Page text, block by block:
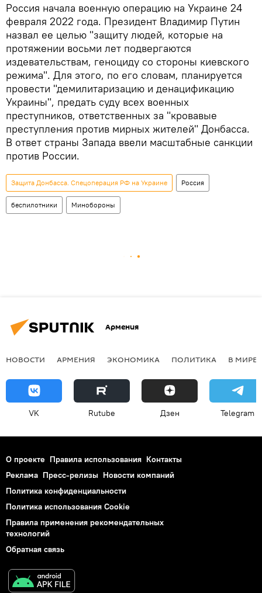
Россия начала военную операцию на Украине 24
февраля 2022 года. Президент Владимир Путин
назвал ее целью "защиту людей, которые на
протяжении восьми лет подвергаются
издевательствам, геноциду со стороны киевского
режима". Для этого, по его словам, планируется
провести "демилитаризацию и денацификацию
Украины", предать суду всех военных
преступников, ответственных за "кровавые
преступления против мирных жителей" Донбасса.
В ответ страны Запада ввели масштабные санкции
против России.
Защита Донбасса. Спецоперация РФ на Украине Россия
беспилотники Минобороны
Армения
НОВОСТИ АРМЕНИЯ ЭКОНОМИКА ПОЛИТИКА В МИРЕ
VK Rutube Дзен Telegram
О проекте Правила использования Контакты
Реклама Пресс-релизы Новости компаний
Политика конфиденциальности
Политика использования Cookie
Правила применения рекомендательных
технологий
Обратная связь